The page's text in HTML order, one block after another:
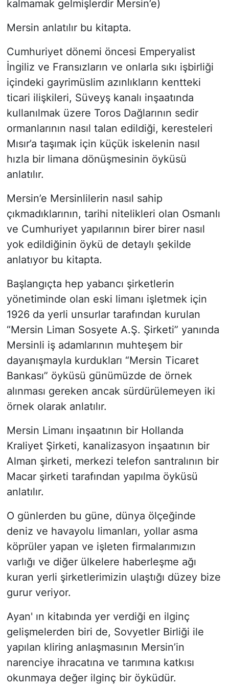
kalmamak gelmişlerdir Mersin’e)
Mersin anlatılır bu kitapta.
Cumhuriyet dönemi öncesi Emperyalist
İngiliz ve Fransızların ve onlarla sıkı işbirliği
içindeki gayrimüslim azınlıkların kentteki
ticari ilişkileri, Süveyş kanalı inşaatında
kullanılmak üzere Toros Dağlarının sedir
ormanlarının nasıl talan edildiği, keresteleri
Mısır’a taşımak için küçük iskelenin nasıl
hızla bir limana dönüşmesinin öyküsü
anlatılır.
Mersin’e Mersinlilerin nasıl sahip
çıkmadıklarının, tarihi nitelikleri olan Osmanlı
ve Cumhuriyet yapılarının birer birer nasıl
yok edildiğinin öykü de detaylı şekilde
anlatıyor bu kitapta.
Başlangıçta hep yabancı şirketlerin
yönetiminde olan eski limanı işletmek için
1926 da yerli unsurlar tarafından kurulan
“Mersin Liman Sosyete A.Ş. Şirketi” yanında
Mersinli iş adamlarının muhteşem bir
dayanışmayla kurdukları “Mersin Ticaret
Bankası” öyküsü günümüzde de örnek
alınması gereken ancak sürdürülemeyen iki
örnek olarak anlatılır.
Mersin Limanı inşaatının bir Hollanda
Kraliyet Şirketi, kanalizasyon inşaatının bir
Alman şirketi, merkezi telefon santralının bir
Macar şirketi tarafından yapılma öyküsü
anlatılır.
O günlerden bu güne, dünya ölçeğinde
deniz ve havayolu limanları, yollar asma
köprüler yapan ve işleten firmalarımızın
varlığı ve diğer ülkelere haberleşme ağı
kuran yerli şirketlerimizin ulaştığı düzey bize
gurur veriyor.
Ayan' ın kitabında yer verdiği en ilginç
gelişmelerden biri de, Sovyetler Birliği ile
yapılan kliring anlaşmasının Mersin’in
narenciye ihracatına ve tarımına katkısı
okunmaya değer ilginç bir öyküdür.